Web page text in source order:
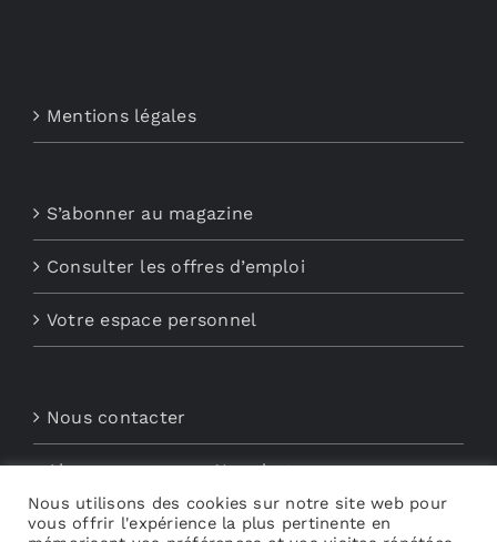
Mentions légales
S’abonner au magazine
Consulter les offres d’emploi
Votre espace personnel
Nous contacter
Abonnements aux Newsletters
Découvrez My Audio
Nous utilisons des cookies sur notre site web pour
vous offrir l'expérience la plus pertinente en